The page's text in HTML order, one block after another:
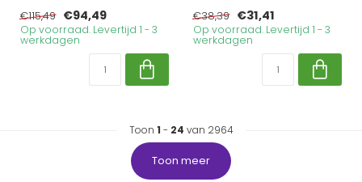
€115,49 €94,49
Op voorraad. Levertijd 1 - 3
werkdagen
€38,39 €31,41
Op voorraad. Levertijd 1 - 3
werkdagen
Toon 1 - 24 van 2964
Toon meer